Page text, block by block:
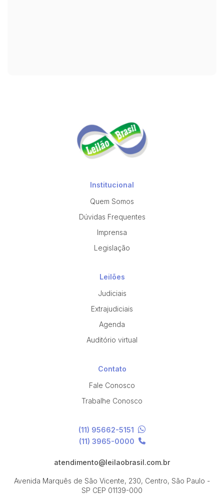
Institucional
Quem Somos
Dúvidas Frequentes
Imprensa
Legislação
Leilões
Judiciais
Extrajudiciais
Agenda
Auditório virtual
Contato
Fale Conosco
Trabalhe Conosco
(11) 95662-5151
(11) 3965-0000
atendimento@leilaobrasil.com.br
Avenida Marquês de São Vicente, 230, Centro, São Paulo -
SP CEP 01139-000